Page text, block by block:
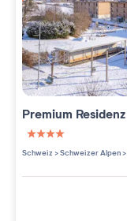
Premium Residenz
4 étoiles sur 5
Schweiz >Schweizer Alpen>